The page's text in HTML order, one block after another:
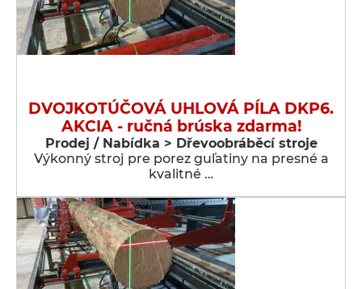
DVOJKOTÚČOVÁ UHLOVÁ PÍLA DKP6.
AKCIA - ručná brúska zdarma!
Prodej / Nabídka > Dřevoobráběcí stroje
Výkonný stroj pre porez guľatiny na presné a
kvalitné …